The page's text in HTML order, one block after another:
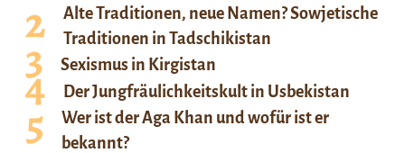
Alte Traditionen, neue Namen? Sowjetische
Traditionen in Tadschikistan
Sexismus in Kirgistan
Der Jungfräulichkeitskult in Usbekistan
Wer ist der Aga Khan und wofür ist er
bekannt?